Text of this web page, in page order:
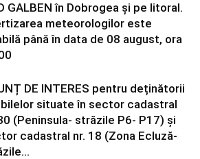
GALBEN în Dobrogea și pe litoral.
meteorologilor este
până în data de 08 august, ora
DE INTERES pentru deținătorii
situate în sector cadastral
(Peninsula- străzile P6- P17) și
cadastral nr. 18 (Zona Ecluză-